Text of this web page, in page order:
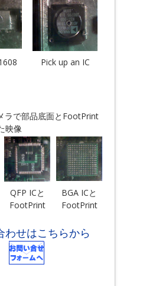
Pick up an IC
ラで部品底面とFootPrint
映像
QFP ICと
FootPrint
BGA ICと
FootPrint
わせはこちらから